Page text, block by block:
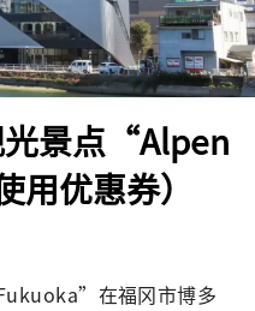
光景点“Alpen
优惠券）
在福冈市博多